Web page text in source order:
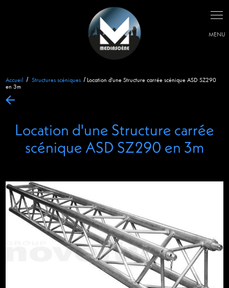
Accueil Structures scéniques
Location d'une Structure carrée scénique ASD SZ290
en 3m
Location d'une Structure carrée
scénique ASD SZ290 en 3m